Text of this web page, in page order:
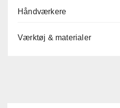
Håndværkere
Værktøj & materialer